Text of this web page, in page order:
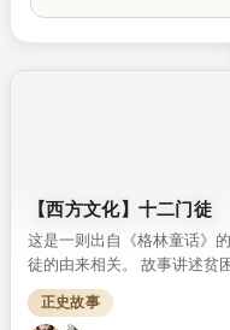
对联 🔥 1 · 筛选
【西方文化】十二门徒
这是一则出自《格林童话》
徒的由来相关。 故事讲述贫
使引入山洞沉睡三百年，最
正史故事